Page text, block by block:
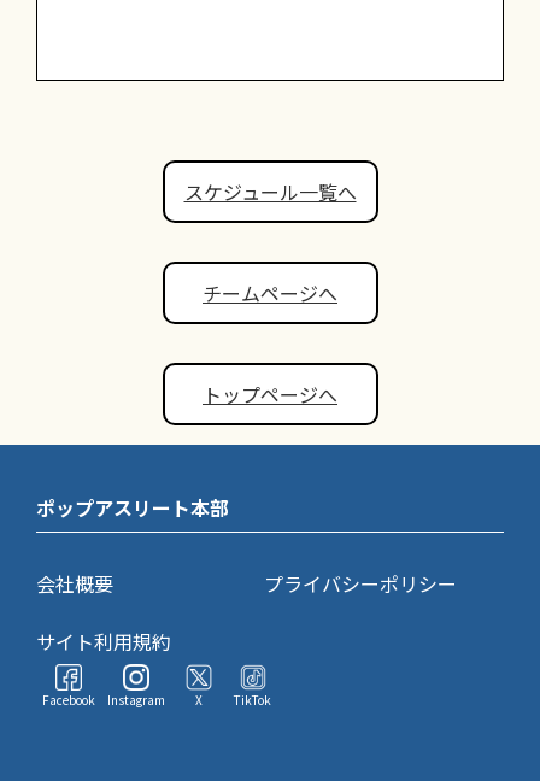
スケジュール一覧へ
チームページへ
トップページへ
ポップアスリート本部
会社概要
プライバシーポリシー
サイト利用規約
Facebook Instagram X TikTok